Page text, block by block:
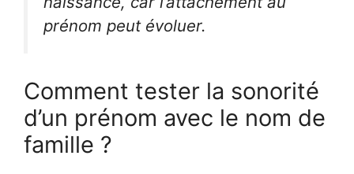
prénom peut évoluer.
Comment tester la sonorité
d’un prénom avec le nom de
famille ?